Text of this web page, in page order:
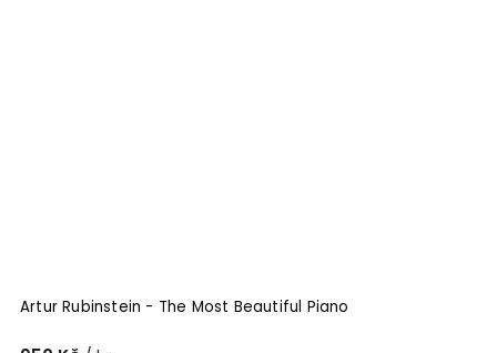
Artur Rubinstein - The Most Beautiful Piano